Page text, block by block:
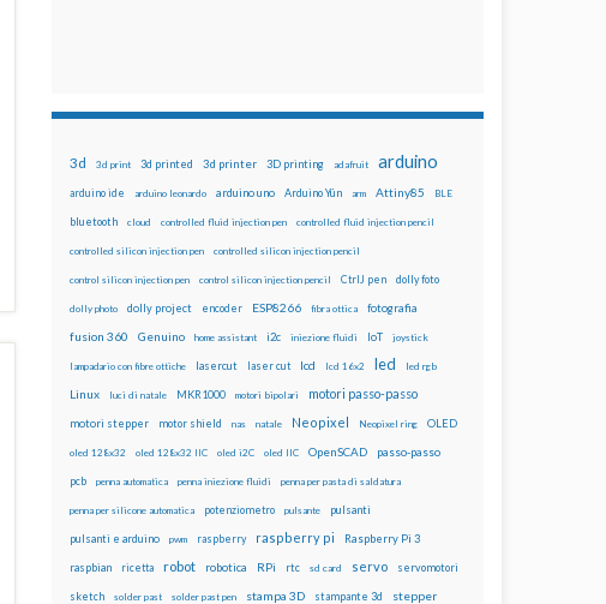
3d 3d print 3d printed 3d printer 3D printing adafruit arduino
arduino ide arduino leonardo arduino uno Arduino Yún arm Attiny85 BLE
bluetooth cloud controlled fluid injection pen controlled fluid injection pencil
controlled silicon injection pen controlled silicon injection pencil
control silicon injection pen control silicon injection pencil CtrlJ pen dolly foto
dolly photo dolly project encoder ESP8266 fibra ottica fotografia
fusion 360 Genuino home assistant i2c iniezione fluidi IoT joystick
lampadario con fibre ottiche lasercut laser cut lcd lcd 16x2 led led rgb
Linux luci di natale MKR1000 motori bipolari motori passo-passo
motori stepper motor shield nas natale Neopixel Neopixel ring OLED
oled 128x32 oled 128x32 IIC oled i2C oled IIC OpenSCAD passo-passo
pcb penna automatica penna iniezione fluidi penna per pasta di saldatura
penna per silicone automatica potenziometro pulsante pulsanti
pulsanti e arduino pwm raspberry raspberry pi Raspberry Pi 3
raspbian ricetta robot robotica RPi rtc sd card servo servomotori
sketch solder past solder past pen stampa 3D stampante 3d stepper